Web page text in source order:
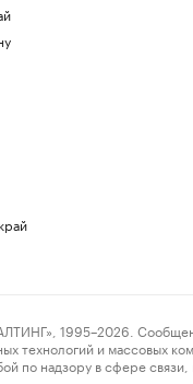
1995–2026. Сообщения
технологий и массовых
по надзору в сфере